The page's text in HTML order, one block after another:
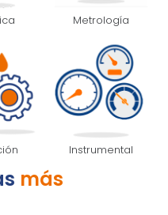
Metrología
Instrumental
más